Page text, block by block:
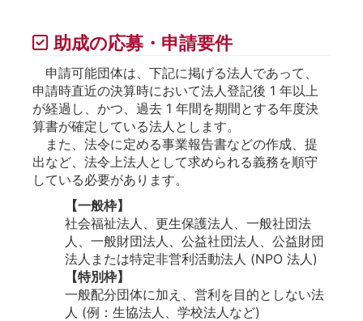
助成の応募・申請要件
申請可能団体は、下記に掲げる法人であって、
申請時直近の決算時において法人登記後 1 年以上
が経過し、かつ、過去 1 年間を期間とする年度決
算書が確定している法人とします。
また、法令に定める事業報告書などの作成、提
出など、法令上法人として求められる義務を順守
している必要があります。
【一般枠】
社会福祉法人、更生保護法人、一般社団法
人、一般財団法人、公益社団法人、公益財団
法人または特定非営利活動法人 (NPO 法人)
【特別枠】
一般配分団体に加え、営利を目的としない法
人 (例：生協法人、学校法人など)